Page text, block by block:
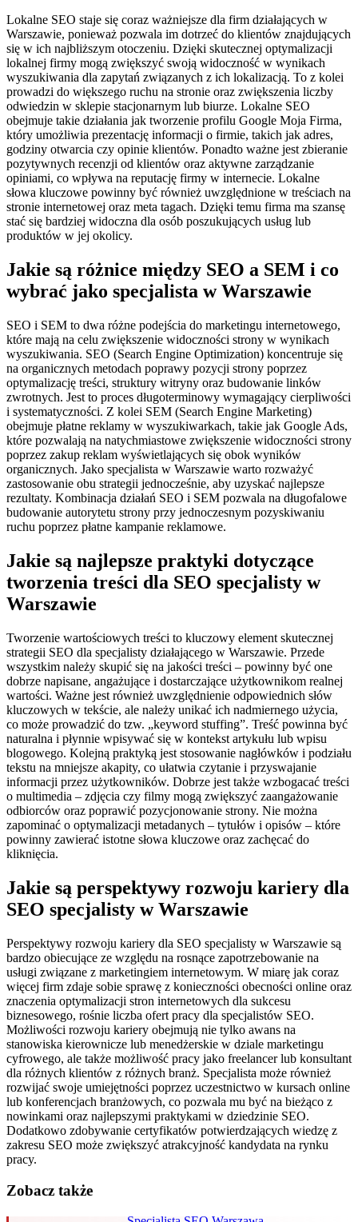
Lokalne SEO staje się coraz ważniejsze dla firm działających w
Warszawie, ponieważ pozwala im dotrzeć do klientów znajdujących
się w ich najbliższym otoczeniu. Dzięki skutecznej optymalizacji
lokalnej firmy mogą zwiększyć swoją widoczność w wynikach
wyszukiwania dla zapytań związanych z ich lokalizacją. To z kolei
prowadzi do większego ruchu na stronie oraz zwiększenia liczby
odwiedzin w sklepie stacjonarnym lub biurze. Lokalne SEO
obejmuje takie działania jak tworzenie profilu Google Moja Firma,
który umożliwia prezentację informacji o firmie, takich jak adres,
godziny otwarcia czy opinie klientów. Ponadto ważne jest zbieranie
pozytywnych recenzji od klientów oraz aktywne zarządzanie
opiniami, co wpływa na reputację firmy w internecie. Lokalne
słowa kluczowe powinny być również uwzględnione w treściach na
stronie internetowej oraz meta tagach. Dzięki temu firma ma szansę
stać się bardziej widoczna dla osób poszukujących usług lub
produktów w jej okolicy.
Jakie są różnice między SEO a SEM i co
wybrać jako specjalista w Warszawie
SEO i SEM to dwa różne podejścia do marketingu internetowego,
które mają na celu zwiększenie widoczności strony w wynikach
wyszukiwania. SEO (Search Engine Optimization) koncentruje się
na organicznych metodach poprawy pozycji strony poprzez
optymalizację treści, struktury witryny oraz budowanie linków
zwrotnych. Jest to proces długoterminowy wymagający cierpliwości
i systematyczności. Z kolei SEM (Search Engine Marketing)
obejmuje płatne reklamy w wyszukiwarkach, takie jak Google Ads,
które pozwalają na natychmiastowe zwiększenie widoczności strony
poprzez zakup reklam wyświetlających się obok wyników
organicznych. Jako specjalista w Warszawie warto rozważyć
zastosowanie obu strategii jednocześnie, aby uzyskać najlepsze
rezultaty. Kombinacja działań SEO i SEM pozwala na długofalowe
budowanie autorytetu strony przy jednoczesnym pozyskiwaniu
ruchu poprzez płatne kampanie reklamowe.
Jakie są najlepsze praktyki dotyczące
tworzenia treści dla SEO specjalisty w
Warszawie
Tworzenie wartościowych treści to kluczowy element skutecznej
strategii SEO dla specjalisty działającego w Warszawie. Przede
wszystkim należy skupić się na jakości treści – powinny być one
dobrze napisane, angażujące i dostarczające użytkownikom realnej
wartości. Ważne jest również uwzględnienie odpowiednich słów
kluczowych w tekście, ale należy unikać ich nadmiernego użycia,
co może prowadzić do tzw. „keyword stuffing”. Treść powinna być
naturalna i płynnie wpisywać się w kontekst artykułu lub wpisu
blogowego. Kolejną praktyką jest stosowanie nagłówków i podziału
tekstu na mniejsze akapity, co ułatwia czytanie i przyswajanie
informacji przez użytkowników. Dobrze jest także wzbogacać treści
o multimedia – zdjęcia czy filmy mogą zwiększyć zaangażowanie
odbiorców oraz poprawić pozycjonowanie strony. Nie można
zapominać o optymalizacji metadanych – tytułów i opisów – które
powinny zawierać istotne słowa kluczowe oraz zachęcać do
kliknięcia.
Jakie są perspektywy rozwoju kariery dla
SEO specjalisty w Warszawie
Perspektywy rozwoju kariery dla SEO specjalisty w Warszawie są
bardzo obiecujące ze względu na rosnące zapotrzebowanie na
usługi związane z marketingiem internetowym. W miarę jak coraz
więcej firm zdaje sobie sprawę z konieczności obecności online oraz
znaczenia optymalizacji stron internetowych dla sukcesu
biznesowego, rośnie liczba ofert pracy dla specjalistów SEO.
Możliwości rozwoju kariery obejmują nie tylko awans na
stanowiska kierownicze lub menedżerskie w dziale marketingu
cyfrowego, ale także możliwość pracy jako freelancer lub konsultant
dla różnych klientów z różnych branż. Specjalista może również
rozwijać swoje umiejętności poprzez uczestnictwo w kursach online
lub konferencjach branżowych, co pozwala mu być na bieżąco z
nowinkami oraz najlepszymi praktykami w dziedzinie SEO.
Dodatkowo zdobywanie certyfikatów potwierdzających wiedzę z
zakresu SEO może zwiększyć atrakcyjność kandydata na rynku
pracy.
Zobacz także